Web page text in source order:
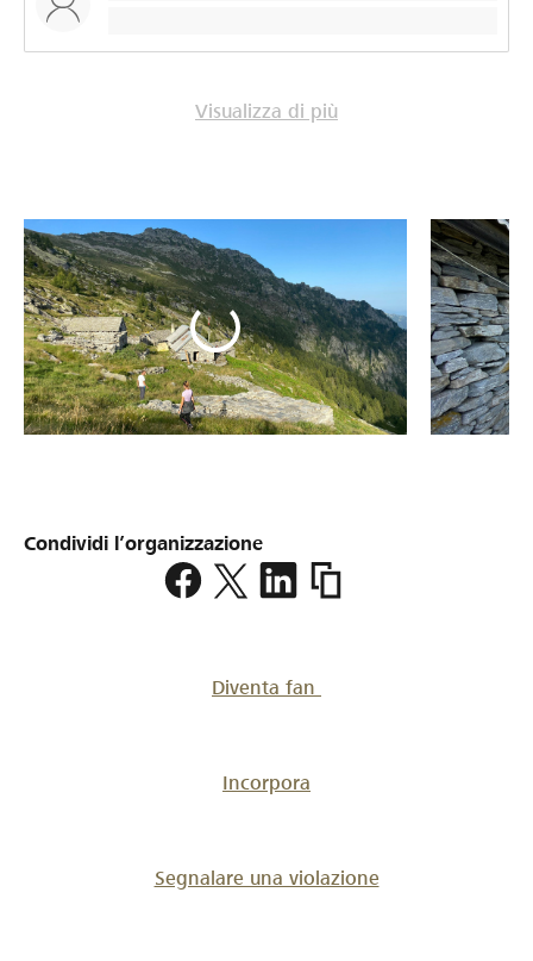
Visualizza di più
Condividi l’organizzazione
https://
Diventa fan
Incorpora
Segnalare una violazione